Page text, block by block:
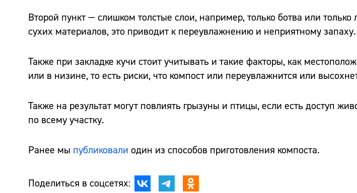
Второй пункт — слишком толстые слои, например, только ботва или только
сухих материалов, это приводит к переувлажнению и неприятному запаху.
Также при закладке кучи стоит учитывать и такие факторы, как
или в низине, то есть риски, что компост или переувлажнится или
Также на результат могут повлиять грызуны и птицы, если есть доступ
по всему участку.
Ранее мы публиковали один из способов приготовления компоста.
Поделиться в соцсетях: